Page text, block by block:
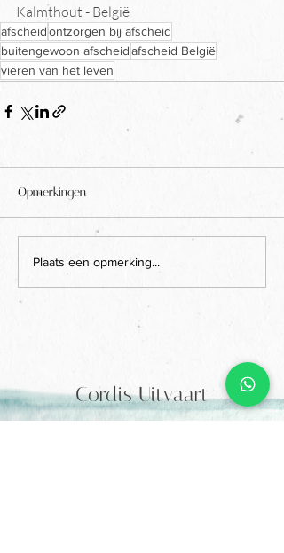
Kalmthout - België
afscheidontzorgen bij afscheid
buitengewoon afscheidafscheid België
vieren van het leven
Opmerkingen
Plaats een opmerking...
Cordis Uitvaart